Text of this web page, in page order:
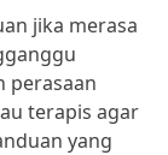
jika merasa
perasaan
terapis agar
yang